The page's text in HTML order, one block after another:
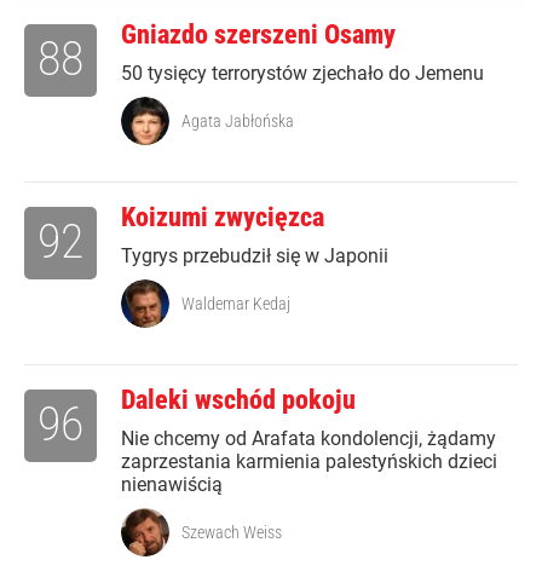
Gniazdo szerszeni Osamy
50 tysięcy terrorystów zjechało do Jemenu
88
Agata Jabłońska
Koizumi zwycięzca
Tygrys przebudził się w Japonii
92
Waldemar Kedaj
Daleki wschód pokoju
Nie chcemy od Arafata kondolencji, żądamy
zaprzestania karmienia palestyńskich dzieci
nienawiścią
96
Szewach Weiss